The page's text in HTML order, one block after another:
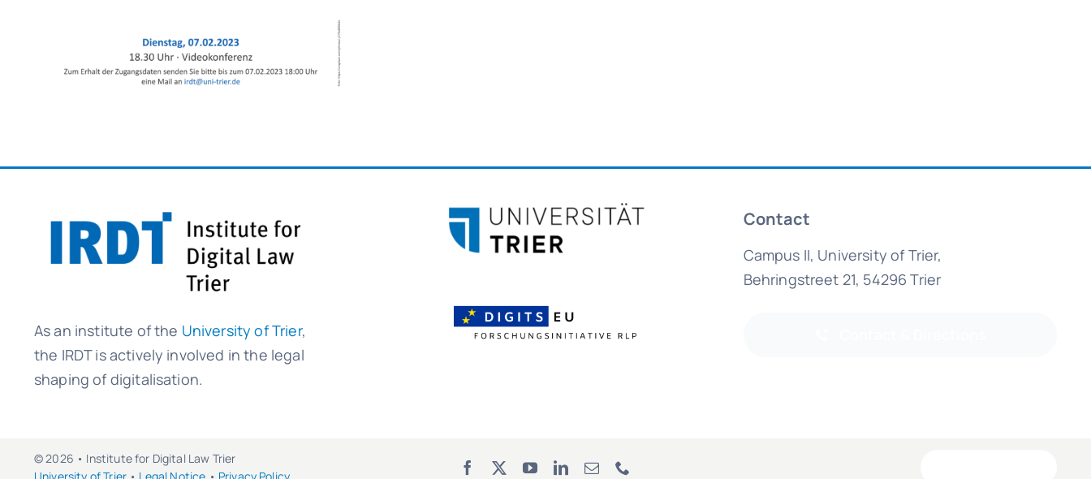
As an institute of the University of Trier,
the IRDT is actively involved in the legal
shaping of digitalisation.
Contact
Campus II, University of Trier,
Behringstreet 21, 54296 Trier
© 2026 • Institute for Digital Law Trier